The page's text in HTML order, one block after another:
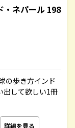
・ネパール 198
の歩き方インド
して欲しい1冊
詳細を見る